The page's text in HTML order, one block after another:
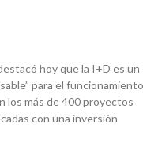
hoy que la I+D es un
para el funcionamiento
los más de 400 proyectos
con una inversión